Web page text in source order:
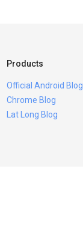
Products
Official Android Blog
Chrome Blog
Lat Long Blog